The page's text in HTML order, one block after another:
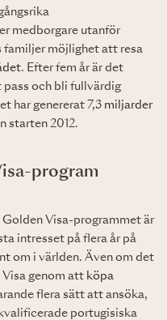
medborgare utanför
familjer möjlighet att resa
. Efter fem år är det
och bli fullvärdig
har genererat 7,3 miljarder
starten 2012.
program
Visa-programmet är
intresset på flera år på
om i världen. Även om det
genom att köpa
flera sätt att ansöka,
portugisiska